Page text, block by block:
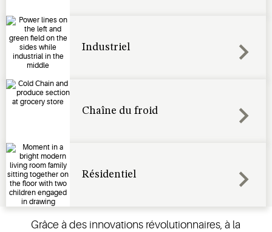
Industriel
Chaîne du froid
Résidentiel
Grâce à des innovations révolutionnaires, à la